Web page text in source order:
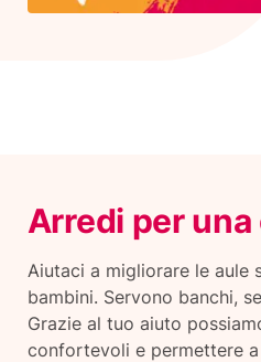
Arredi per
Aiutaci a migliorare le aule
bambini. Servono banchi,
Grazie al tuo aiuto
confortevoli e permettere